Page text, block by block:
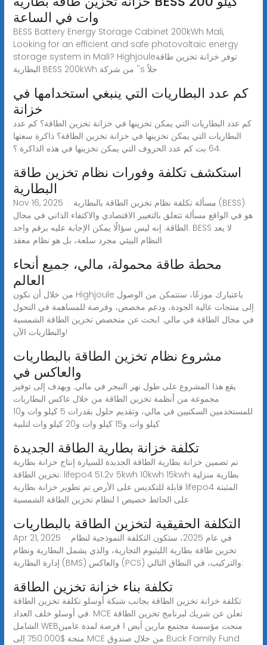
وات في الساعة
BESS Battery Energy Storage Cabinet 200kWh Mali,
Looking for an efficient and safe photovoltaic energy
storage system in Mali? Highjouleتوفر خزانة تخزين طاقة
البطارية BESS 200kWh من شركة ''s حلاً
كم عدد البطاريات التي ينبغي استخدامها في
خزانة
كم عدد البطاريات التي يمكن تخزينها في خزانة تخزين الطاقة؟ كم عدد
البطاريات التي يمكن تخزينها في خزانة تخزين الطاقة؟ ذاكرة سعتها
64 بت كم عدد الحروف التي يمكن تخزينها في هذه الذاكرة ؟.
استكشف تكلفة وفورات نظام تخزين طاقة
البطارية
Nov 16, 2025 · مسألة تكلفة نظام تخزين الطاقة بالبطارية (BESS)
هو في الواقع مسألة تتعلق بالتغيير الاقتصادي والاكتفاء الذاتي في مجال
الطاقة. إنه ليس سؤالًا يمكن الإجابة عليه برقم واحد. BESS لا يعد
النظام البيئي مجرد سلعة، بل هو نظام معقد
محطة طاقة محمولة، مالي، جميع أنحاء
العالم
من خلال أن نكون Highjoule باعتبارك موزعًا، ستتمكن من الوصول
إلى منتجات عالية الجودة، ودعم مخصص، وفرصة للمساهمة في التحول
في مجال الطاقة في مالي. ابحث عن متخصص تخزين الطاقة الشمسية
والبطاريات الآن!
مشروع نظام تخزين الطاقة بالبطاريات
والعاكس في
يقع هذا المشروع على طول نهر النيجر في مالي. ويهدف إلى توفير
مجموعة من أنظمة تخزين الطاقة من خلال عاكس البطاريات
للمستخدمين السكنيين في مالي، وتقديم حلول بقدرات 5 كيلو وات و10
كيلو وات و15 كيلو وات و20 كيلو وات لتلبية
تكلفة خزانة بطارية الطاقة الجديدة
تم تضمين خزانة بطارية الطاقة الجديدة للسيارة إنتاج خزانة بطارية
تخزين الطاقة. lifepo4 51.2v 5kwh 10kwh 15kwh بطارية منزلية
قابلة للتكديس على الأرض تم تطوير خزانة بطارية lifepo4 المثبتة
على الحائط خصيص ا لنظام تخزين الطاقة الشمسية
التكلفة الحقيقية لتخزين الطاقة بالبطاريات
Apr 21, 2025 · في عام 2025، ستكون التكلفة النموذجية لنظام
تخزين طاقة بطارية الليثيوم التجارية، والذي يشمل البطارية ونظام
إدارة البطارية (BMS) والعاكس (PCS) والتركيب، في النطاق التالي:
تكلفة بناء خزانة تخزين الطاقة
تكلفة خزانة تخزين الطاقة بجانب شبكة أوسلو تكلفة تخزين الطاقة
في أوسلو خلف العداد. MCE تعلن عن شريك لبرنامج تخزين الطاقة
الشامل WEBمنحت مؤسسة مجتمع مارين أيض ا فرصة لمدة عامين
منحة $750.000 إلى MCE من خلال صندوق Buck Family Fund